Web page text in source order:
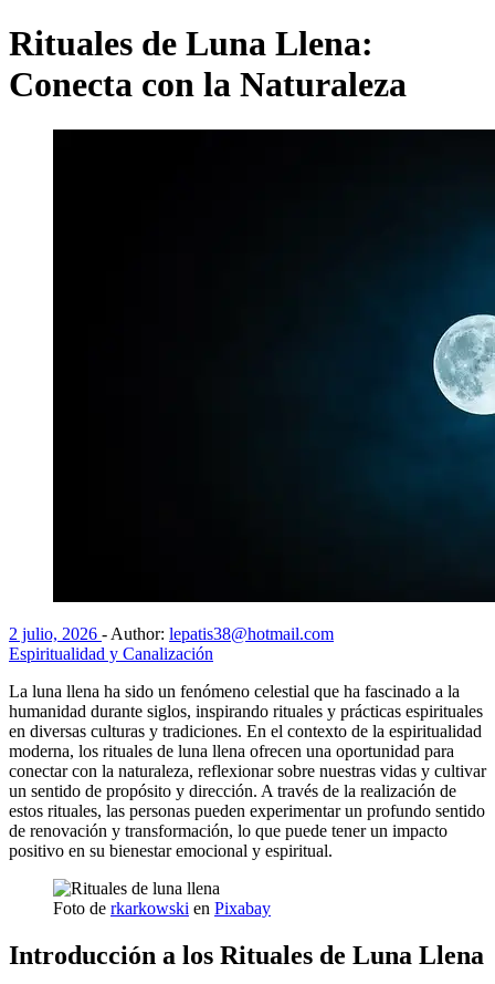
Rituales de Luna Llena:
Conecta con la Naturaleza
2 julio, 2026 - Author: lepatis38@hotmail.com
Espiritualidad y Canalización
La luna llena ha sido un fenómeno celestial que ha fascinado a la
humanidad durante siglos, inspirando rituales y prácticas espirituales
en diversas culturas y tradiciones. En el contexto de la espiritualidad
moderna, los rituales de luna llena ofrecen una oportunidad para
conectar con la naturaleza, reflexionar sobre nuestras vidas y cultivar
un sentido de propósito y dirección. A través de la realización de
estos rituales, las personas pueden experimentar un profundo sentido
de renovación y transformación, lo que puede tener un impacto
positivo en su bienestar emocional y espiritual.
Foto de rkarkowski en Pixabay
Introducción a los Rituales de Luna Llena